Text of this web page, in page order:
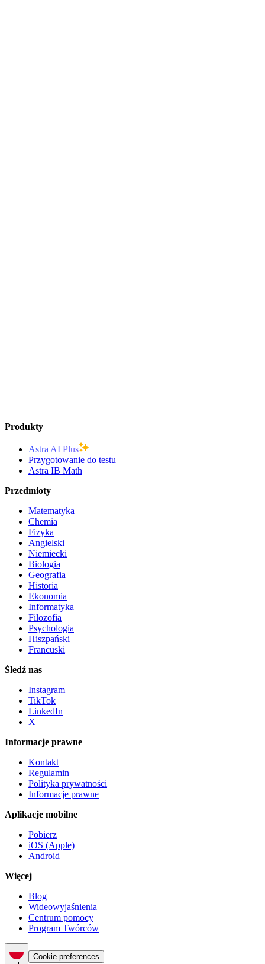
Produkty
Astra AI Plus
Przygotowanie do testu
Astra IB Math
Przedmioty
Matematyka
Chemia
Fizyka
Angielski
Niemiecki
Biologia
Geografia
Historia
Ekonomia
Informatyka
Filozofia
Psychologia
Hiszpański
Francuski
Śledź nas
Instagram
TikTok
LinkedIn
X
Informacje prawne
Kontakt
Regulamin
Polityka prywatności
Informacje prawne
Aplikacje mobilne
Pobierz
iOS (Apple)
Android
Więcej
Blog
Wideowyjaśnienia
Centrum pomocy
Program Twórców
Cookie preferences